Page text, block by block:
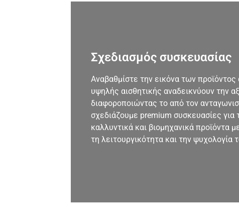
Σχεδιασμός συσκευασίας
Αναβαθμίστε την εικόνα των
υψηλής αισθητικής αναδεικνύουν την
διαφοροποιώντας το από τον
σχεδιάζουμε premium συσκευασίες για
καλλυντικά και βιομηχανικά προϊόντα
τη λειτουργικότητα και την ψυχολογία